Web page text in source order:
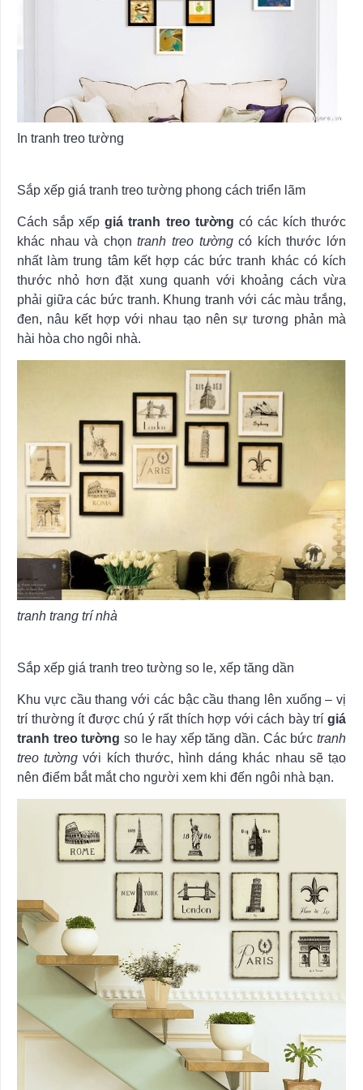
In tranh treo tường
Sắp xếp giá tranh treo tường phong cách triển lãm
Cách sắp xếpgiá tranh treo tường có các kích thước
khác nhau và chọntranh treo tườngcó kích thước lớn
nhất làm trung tâm kết hợp các bức tranh khác có kích
thước nhỏ hơn đặt xung quanh với khoảng cách vừa
phải giữa các bức tranh. Khung tranh với các màu trắng,
đen, nâu kết hợp với nhau tạo nên sự tương phản mà
hài hòa cho ngôi nhà.
tranh trang trí nhà
Sắp xếp giá tranh treo tường so le, xếp tăng dần
Khu vực cầu thang với các bậc cầu thang lên xuống – vị
trí thường ít được chú ý rất thích hợp với cách bày trí giá
tranh treo tường so le hay xếp tăng dần. Các bứctranh
treo tường với kích thước, hình dáng khác nhau sẽ tạo
nên điểm bắt mắt cho người xem khi đến ngôi nhà bạn.